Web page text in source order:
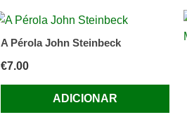
A Pérola John Steinbeck
€7.00
ADICIONAR